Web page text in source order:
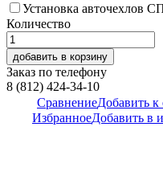
Установка авточехлов
Количество
добавить в корзину
Заказ по телефону
8 (812) 424-34-10
СравнениеДобавить
ИзбранноеДобавить в